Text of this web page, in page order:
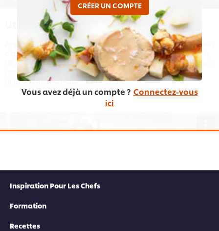
Utilisation de bons ingrédients
Apprenez à utiliser les bons ingrédients dans votre cuisine afin
d'ajouter de la saveur et des nutriments équilibrés à vos plats,
de la cuisine arc-en-ciel au choix des huiles les plus saines, en
passant par l'utilisation d'épices et d'herbes pour créer des
aliments frais, savoureux et sains.
CRÉER UN COMPTE
Vous avez déjà un compte ? Connectez-vous
ici
Inspiration Pour Les Chefs
Formation
Recettes